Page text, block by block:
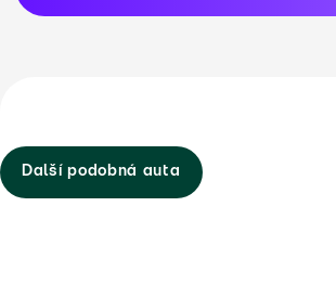
Další podobná auta